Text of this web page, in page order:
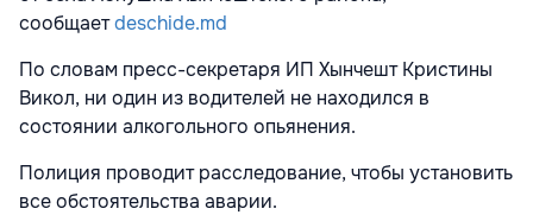
сообщаетdeschide.md
По словам пресс-секретаря ИП Хынчешт Кристины
Викол, ни один из водителей не находился в
состоянии алкогольного опьянения.
Полиция проводит расследование, чтобы установить
все обстоятельства аварии.